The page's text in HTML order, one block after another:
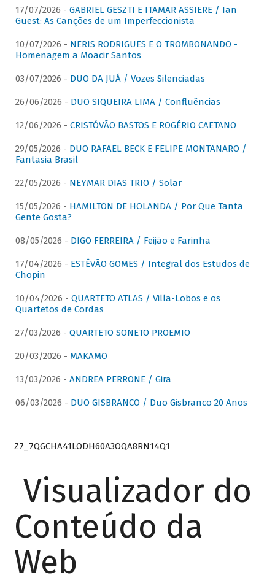
17/07/2026 - GABRIEL GESZTI E ITAMAR ASSIERE / Ian
Guest: As Canções de um Imperfeccionista
10/07/2026 - NERIS RODRIGUES E O TROMBONANDO -
Homenagem a Moacir Santos
03/07/2026 - DUO DA JUÁ / Vozes Silenciadas
26/06/2026 - DUO SIQUEIRA LIMA / Confluências
12/06/2026 - CRISTÓVÃO BASTOS E ROGÉRIO CAETANO
29/05/2026 - DUO RAFAEL BECK E FELIPE MONTANARO /
Fantasia Brasil
22/05/2026 - NEYMAR DIAS TRIO / Solar
15/05/2026 - HAMILTON DE HOLANDA / Por Que Tanta
Gente Gosta?
08/05/2026 - DIGO FERREIRA / Feijão e Farinha
17/04/2026 - ESTÊVÃO GOMES / Integral dos Estudos de
Chopin
10/04/2026 - QUARTETO ATLAS / Villa-Lobos e os
Quartetos de Cordas
27/03/2026 - QUARTETO SONETO PROEMIO
20/03/2026 - MAKAMO
13/03/2026 - ANDREA PERRONE / Gira
06/03/2026 - DUO GISBRANCO / Duo Gisbranco 20 Anos
Z7_7QGCHA41LODH60A3OQA8RN14Q1
Visualizador do
Conteúdo da
Web